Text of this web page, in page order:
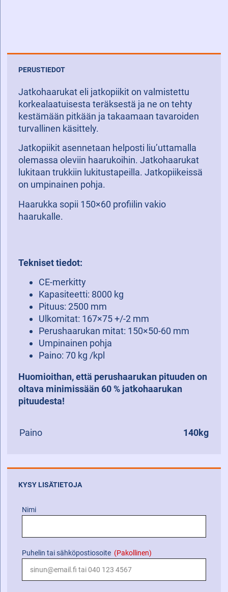
PERUSTIEDOT
Jatkohaarukat eli jatkopiikit on valmistettu
korkealaatuisesta teräksestä ja ne on tehty
kestämään pitkään ja takaamaan tavaroiden
turvallinen käsittely.
Jatkopiikit asennetaan helposti liu’uttamalla
olemassa oleviin haarukoihin. Jatkohaarukat
lukitaan trukkiin lukitustapeilla. Jatkopiikeissä
on umpinainen pohja.
Haarukka sopii 150×60 profiilin vakio
haarukalle.
Tekniset tiedot:
CE-merkitty
Kapasiteetti: 8000 kg
Pituus: 2500 mm
Ulkomitat: 167×75 +/-2 mm
Perushaarukan mitat: 150×50-60 mm
Umpinainen pohja
Paino: 70 kg /kpl
Huomioithan, että perushaarukan pituuden on
oltava minimissään 60 % jatkohaarukan
pituudesta!
Paino 140kg
KYSY LISÄTIETOJA
Nimi
Puhelin tai sähköpostiosoite (Pakollinen)